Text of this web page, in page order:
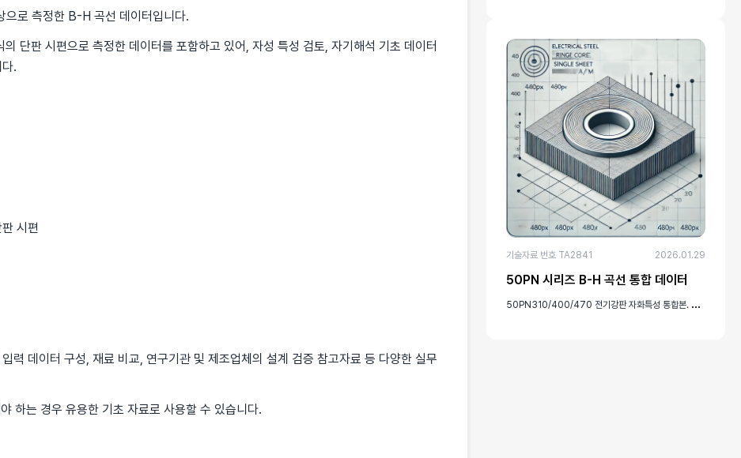
로 측정한 B-H 곡선 데이터입니다.
단판 시편으로 측정한 데이터를 포함하고 있어, 자성 특성 검토, 자기해석 기초 데이터
.
시편
력 데이터 구성, 재료 비교, 연구기관 및 제조업체의 설계 검증 참고자료 등 다양한 실무
하는 경우 유용한 기초 자료로 사용할 수 있습니다.
기술자료 번호 TA2841 2026.01.29
50PN 시리즈 B-H 곡선 통합 데이터
5
0PN310/400/470 전기강판 자화특성 통합본. 링코어/단판 시험법, 열처리/비열처리 조건 포함